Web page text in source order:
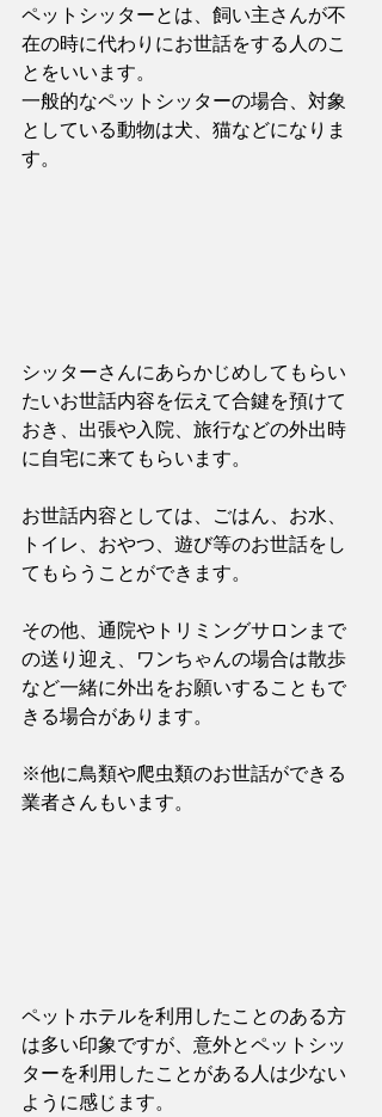
ペットシッターとは、飼い主さんが不
在の時に代わりにお世話をする人のこ
とをいいます。
一般的なペットシッターの場合、対象
としている動物は犬、猫などになりま
す。
シッターさんにあらかじめしてもらい
たいお世話内容を伝えて合鍵を預けて
おき、出張や入院、旅行などの外出時
に自宅に来てもらいます。
お世話内容としては、ごはん、お水、
トイレ、おやつ、遊び等のお世話をし
てもらうことができます。
その他、通院やトリミングサロンまで
の送り迎え、ワンちゃんの場合は散歩
など一緒に外出をお願いすることもで
きる場合があります。
※他に鳥類や爬虫類のお世話ができる
業者さんもいます。
ペットホテルを利用したことのある方
は多い印象ですが、意外とペットシッ
ターを利用したことがある人は少ない
ように感じます。